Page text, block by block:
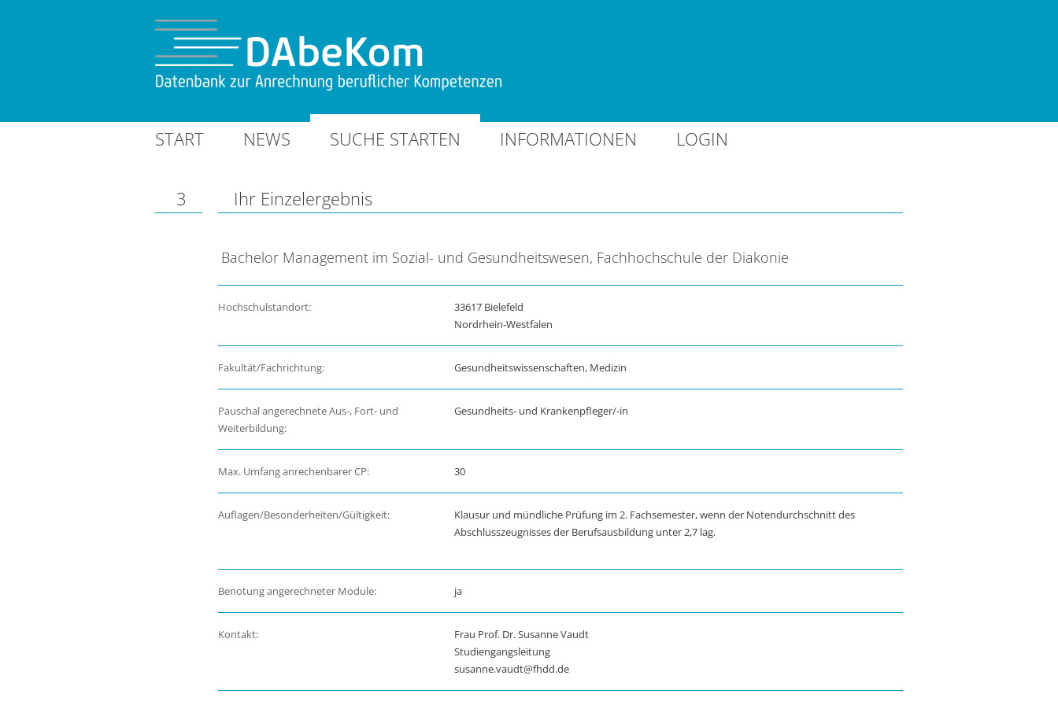
START NEWS SUCHE STARTEN INFORMATIONEN LOGIN
3 Ihr Einzelergebnis
Bachelor Management im Sozial- und Gesundheitswesen, Fachhochschule der Diakonie
Hochschulstandort:
33617 Bielefeld
Nordrhein-Westfalen
Fakultät/Fachrichtung: Gesundheitswissenschaften, Medizin
Pauschal angerechnete Aus-, Fort- und
Weiterbildung:
Gesundheits- und Krankenpfleger/-in
Max. Umfang anrechenbarer CP: 30
Auflagen/Besonderheiten/Gültigkeit:
Klausur und mündliche Prüfung im 2. Fachsemester, wenn der Notendurchschnitt des
Abschlusszeugnisses der Berufsausbildung unter 2,7 lag.
Benotung angerechneter Module: ja
Kontakt:
Frau Prof. Dr. Susanne Vaudt
Studiengangsleitung
susanne.vaudt@fhdd.de